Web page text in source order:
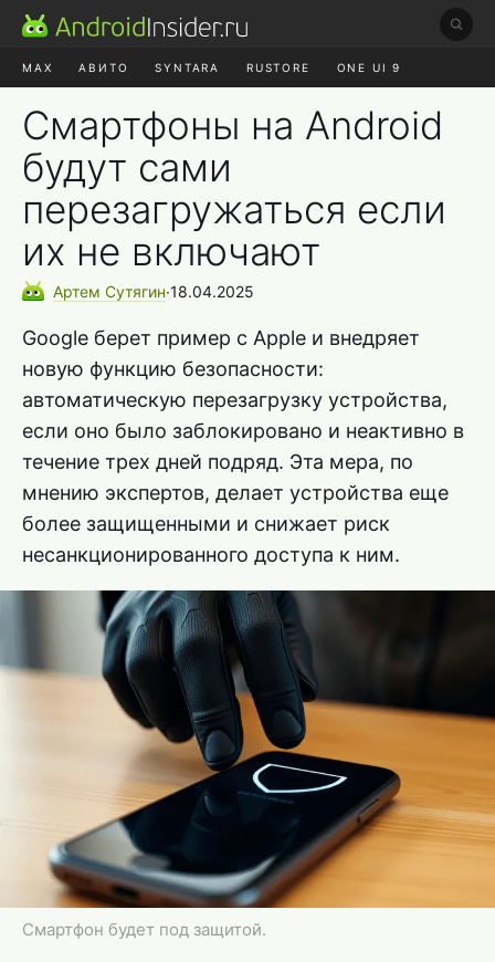
MAX АВИТО SYNTARA RUSTORE ONE UI 9
Смартфоны на Android
будут сами
перезагружаться если
их не включают
Артем Сутягин∙18.04.2025
Google берет пример с Apple и внедряет
новую функцию безопасности:
автоматическую перезагрузку устройства,
если оно было заблокировано и неактивно в
течение трех дней подряд. Эта мера, по
мнению экспертов, делает устройства еще
более защищенными и снижает риск
несанкционированного доступа к ним.
Смартфон будет под защитой.